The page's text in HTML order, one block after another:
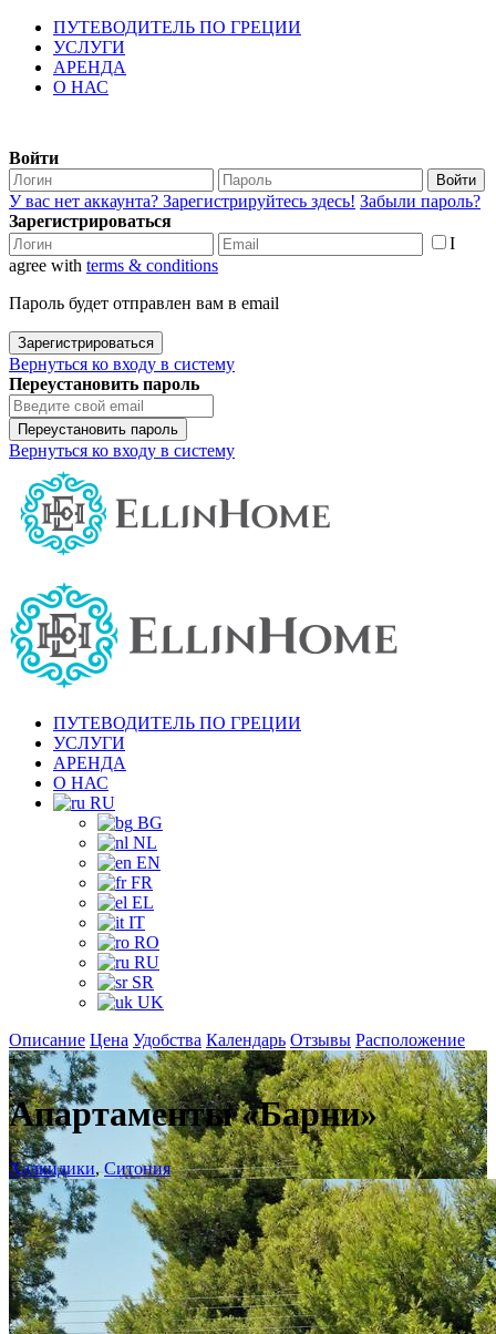
ПУТЕВОДИТЕЛЬ ПО ГРЕЦИИ
УСЛУГИ
АРЕНДА
О НАС
Войти
Войти
У вас нет аккаунта? Зарегистрируйтесь здесь! Забыли пароль?
Зарегистрироваться
I
agree with terms & conditions
Пароль будет отправлен вам в email
Зарегистрироваться
Вернуться ко входу в систему
Переустановить пароль
Переустановить пароль
Вернуться ко входу в систему
ПУТЕВОДИТЕЛЬ ПО ГРЕЦИИ
УСЛУГИ
АРЕНДА
О НАС
RU
BG
NL
EN
FR
EL
IT
RO
RU
SR
UK
Описание Цена Удобства Календарь Отзывы Расположение
+
Апартаменты «Барни»
Халкидики, Ситония